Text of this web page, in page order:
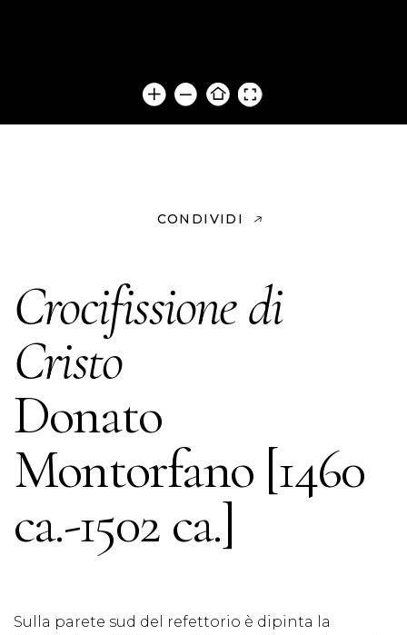
CONDIVIDI
Crocifissione di
Cristo
Donato
Montorfano [1460
ca.-1502 ca.]
Sulla parete sud del refettorio è dipinta la